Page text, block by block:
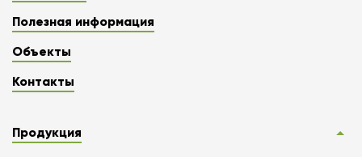
Полезная информация
Объекты
Контакты
Продукция